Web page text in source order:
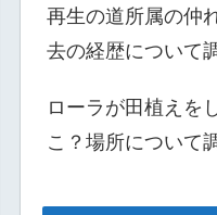
再生の道所属の仲
去の経歴について
ローラが田植えを
こ？場所について